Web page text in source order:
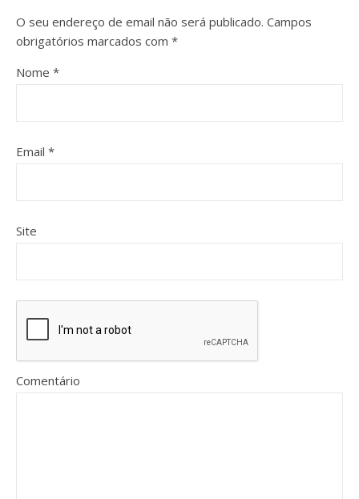
O seu endereço de email não será publicado. Campos
obrigatórios marcados com *
Nome *
Email *
Site
Comentário